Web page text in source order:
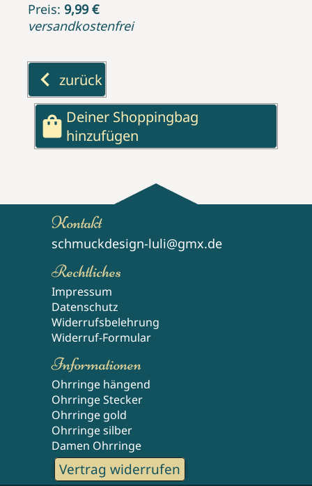
Preis: 9,99 €
versandkostenfrei
keyboard_arrow_left zurück
shopping_bag Deiner Shoppingbag
hinzufügen
Kontakt
schmuckdesign-luli@gmx.de
Rechtliches
Impressum
Datenschutz
Widerrufsbelehrung
Widerruf-Formular
Informationen
Ohrringe hängend
Ohrringe Stecker
Ohrringe gold
Ohrringe silber
Damen Ohrringe
Vertrag widerrufen